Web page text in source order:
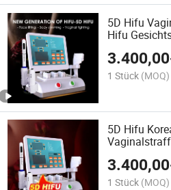
5D Hifu
Hifu
mit 12 Line
Behandlung
3.400,00
1 Stück (MOQ)
5D Hifu
3.400,00
1 Stück (MOQ)